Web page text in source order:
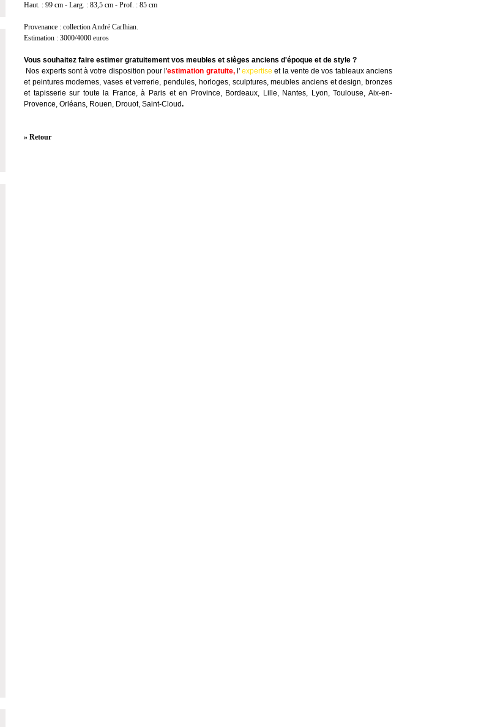
Haut. : 99 cm - Larg. : 83,5 cm - Prof. : 85 cm
Provenance : collection André Carlhian.
Estimation : 3000/4000 euros
Vous souhaitez faire estimer gratuitement vos meubles et sièges anciens d'époque et de style ?
Nos experts sont à votre disposition pour l'estimation gratuite, l'expertise et la vente de vos tableaux anciens
et peintures modernes, vases et verrerie, pendules, horloges, sculptures, meubles anciens et design, bronzes
et tapisserie sur toute la France, à Paris et en Province, Bordeaux, Lille, Nantes, Lyon, Toulouse, Aix-en-
Provence, Orléans, Rouen, Drouot, Saint-Cloud.
» Retour